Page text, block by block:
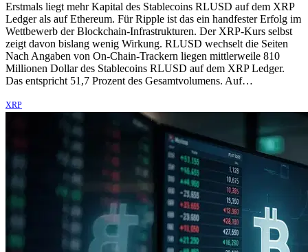
Erstmals liegt mehr Kapital des Stablecoins RLUSD auf dem XRP
Ledger als auf Ethereum. Für Ripple ist das ein handfester Erfolg im
Wettbewerb der Blockchain-Infrastrukturen. Der XRP-Kurs selbst
zeigt davon bislang wenig Wirkung. RLUSD wechselt die Seiten
Nach Angaben von On-Chain-Trackern liegen mittlerweile 810
Millionen Dollar des Stablecoins RLUSD auf dem XRP Ledger.
Das entspricht 51,7 Prozent des Gesamtvolumens. Auf…
XRP